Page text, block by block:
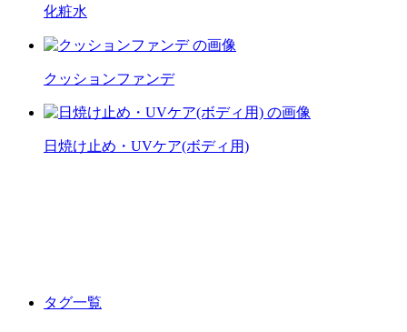
化粧水
クッションファンデ
日焼け止め・UVケア(ボディ用)
タグ一覧